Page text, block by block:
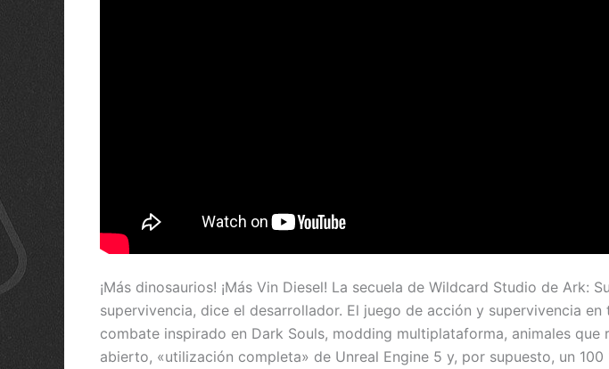
¡Más dinosaurios! ¡Más Vin Diesel! La secuela de Wildcard Studio de
supervivencia, dice el desarrollador. El juego de acción y supervivencia
combate inspirado en Dark Souls, modding multiplataforma, animales
abierto, «utilización completa» de Unreal Engine 5 y, por supuesto, un